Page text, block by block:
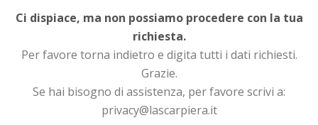
Ci dispiace, ma non possiamo procedere con la tua
richiesta.
Per favore torna indietro e digita tutti i dati richiesti.
Grazie.
Se hai bisogno di assistenza, per favore scrivi a:
privacy@lascarpiera.it